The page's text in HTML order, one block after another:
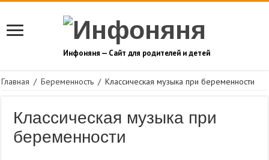
Инфоняня — Сайт для родителей и детей
Главная / Беременность / Классическая музыка при беременности
Классическая музыка при
беременности